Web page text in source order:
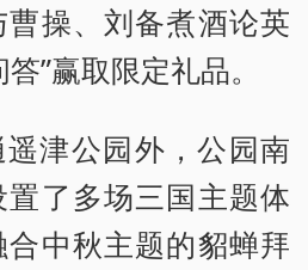
操、刘备煮酒论英
”赢取限定礼品。
津公园外，公园南
了多场三国主题体
中秋主题的貂蝉拜